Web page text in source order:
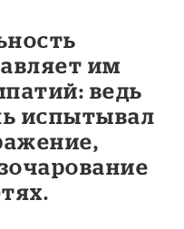
им
ведь
испытывал